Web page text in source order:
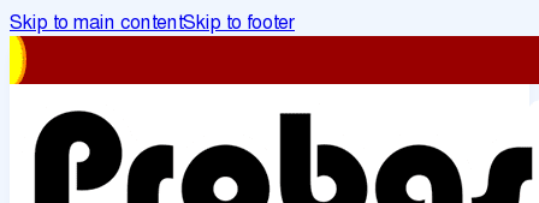
Skip to main contentSkip to footer